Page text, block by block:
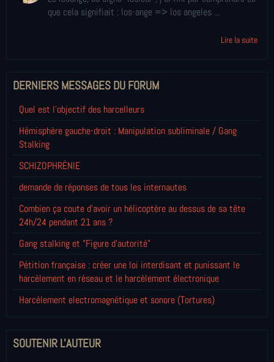
que cela signifiait : los-ange => los angeles ...
Lire la suite
DERNIERS MESSAGES DU FORUM
Quel est l'objectif des harcelleurs
Hémisphère gauche-droit : Manipulation subliminale / Gang
Stalking
SCHIZOPHRÈNIE
demande de réponses de tous les internautes
Combien ça coute d'avoir un hélicoptère au dessus de sa tête
24h/24 pendant 21 ans ?
Gang stalking et "Figure d'autorité"
Pétition française : créer une loi interdisant et punissant le
harcèlement en réseau et le harcèlement électronique
Harcèlement electromagnétique et sonore (Tortures)
SOUTENIR L'AUTEUR